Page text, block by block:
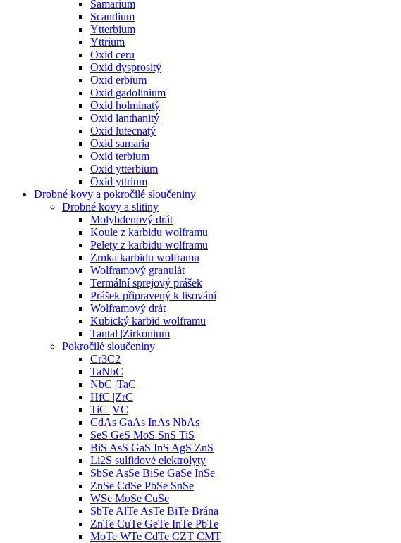
Samarium
Scandium
Ytterbium
Yttrium
Oxid ceru
Oxid dysprositý
Oxid erbium
Oxid gadolinium
Oxid holminatý
Oxid lanthanitý
Oxid lutecnatý
Oxid samaria
Oxid terbium
Oxid ytterbium
Oxid yttrium
Drobné kovy a pokročilé sloučeniny
Drobné kovy a slitiny
Molybdenový drát
Koule z karbidu wolframu
Pelety z karbidu wolframu
Zrnka karbidu wolframu
Wolframový granulát
Termální sprejový prášek
Prášek připravený k lisování
Wolframový drát
Kubický karbid wolframu
Tantal |Zirkonium
Pokročilé sloučeniny
Cr3C2
TaNbC
NbC |TaC
HfC |ZrC
TiC |VC
CdAs GaAs InAs NbAs
SeS GeS MoS SnS TiS
BiS AsS GaS InS AgS ZnS
Li2S sulfidové elektrolyty
SbSe AsSe BiSe GaSe InSe
ZnSe CdSe PbSe SnSe
WSe MoSe CuSe
SbTe AlTe AsTe BiTe Brána
ZnTe CuTe GeTe InTe PbTe
MoTe WTe CdTe CZT CMT